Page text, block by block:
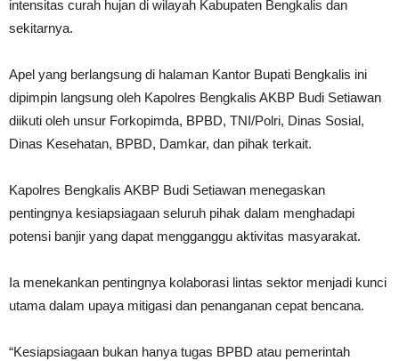
intensitas curah hujan di wilayah Kabupaten Bengkalis dan
sekitarnya.
Apel yang berlangsung di halaman Kantor Bupati Bengkalis ini
dipimpin langsung oleh Kapolres Bengkalis AKBP Budi Setiawan
diikuti oleh unsur Forkopimda, BPBD, TNI/Polri, Dinas Sosial,
Dinas Kesehatan, BPBD, Damkar, dan pihak terkait.
Kapolres Bengkalis AKBP Budi Setiawan menegaskan
pentingnya kesiapsiagaan seluruh pihak dalam menghadapi
potensi banjir yang dapat mengganggu aktivitas masyarakat.
Ia menekankan pentingnya kolaborasi lintas sektor menjadi kunci
utama dalam upaya mitigasi dan penanganan cepat bencana.
“Kesiapsiagaan bukan hanya tugas BPBD atau pemerintah